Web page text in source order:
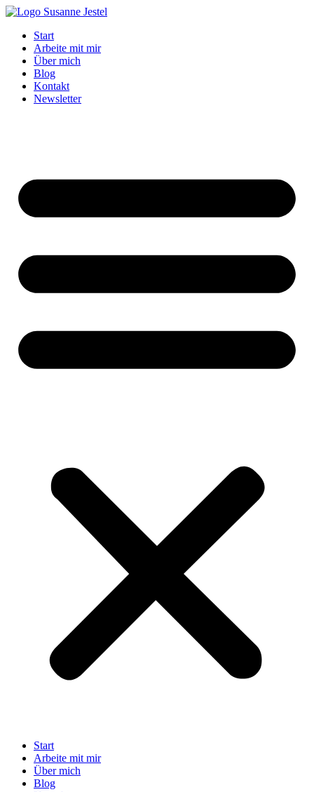
Zum
springenStart
Arbeite mit mir
Über mich
Blog
Kontakt
Newsletter
Start
Arbeite mit mir
Über mich
Blog